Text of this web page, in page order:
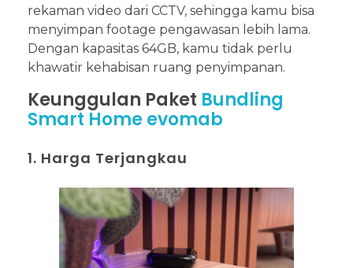
rekaman video dari CCTV, sehingga kamu bisa
menyimpan footage pengawasan lebih lama.
Dengan kapasitas 64GB, kamu tidak perlu
khawatir kehabisan ruang penyimpanan.
Keunggulan Paket Bundling
Smart Home evomab
1. Harga Terjangkau